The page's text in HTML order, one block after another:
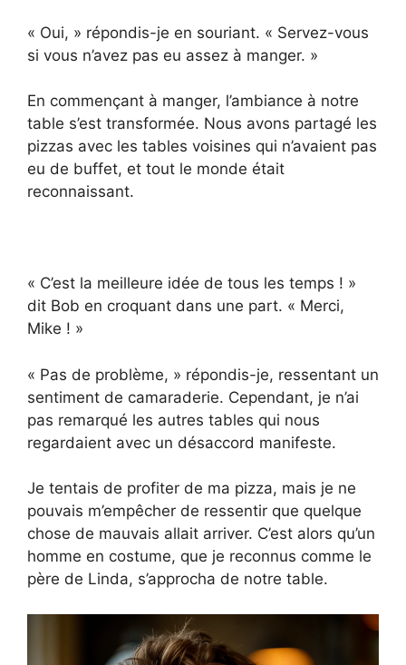
« Oui, » répondis-je en souriant. « Servez-vous
si vous n’avez pas eu assez à manger. »
En commençant à manger, l’ambiance à notre
table s’est transformée. Nous avons partagé les
pizzas avec les tables voisines qui n’avaient pas
eu de buffet, et tout le monde était
reconnaissant.
« C’est la meilleure idée de tous les temps ! »
dit Bob en croquant dans une part. « Merci,
Mike ! »
« Pas de problème, » répondis-je, ressentant un
sentiment de camaraderie. Cependant, je n’ai
pas remarqué les autres tables qui nous
regardaient avec un désaccord manifeste.
Je tentais de profiter de ma pizza, mais je ne
pouvais m’empêcher de ressentir que quelque
chose de mauvais allait arriver. C’est alors qu’un
homme en costume, que je reconnus comme le
père de Linda, s’approcha de notre table.